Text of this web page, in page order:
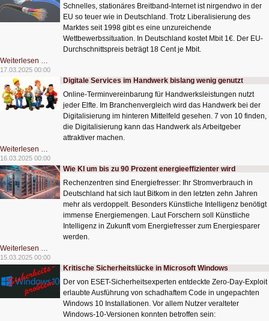
NetzenSchnelles, stationäres Breitband-Internet ist nirgendwo in der
EU so teuer wie in Deutschland. Trotz Liberalisierung des
Marktes seit 1998 gibt es eine unzureichende
Wettbewerbssituation. In Deutschland kostet Mbit 1€. Der EU-
Durchschnittspreis beträgt 18 Cent je Mbit.
Weiterlesen …
in
Deutschland
EU-
weit
am
teuersten
17.03.2025 00:00
Digitale Services im Handwerk bislang wenig genutzt
Online-Terminvereinbarung für Handwerksleistungen nutzt
jeder Elfte. Im Branchenvergleich wird das Handwerk bei der
Digitalisierung im hinteren Mittelfeld gesehen. 7 von 10 finden,
die Digitalisierung kann das Handwerk als Arbeitgeber
attraktiver machen.
Weiterlesen …
Services
im
Handwerk
bislang
wenig
genutzt
16.03.2025 00:00
Wie KI um bis zu 90 Prozent energieeffizienter wird
Rechenzentren sind Energiefresser: Ihr Stromverbrauch in
Deutschland hat sich laut Bitkom in den letzten zehn Jahren
mehr als verdoppelt. Besonders Künstliche Intelligenz benötigt
immense Energiemengen. Laut Forschern soll Künstliche
Intelligenz in Zukunft vom Energiefresser zum Energiesparer
werden.
Weiterlesen …
KI
um
bis
zu
90
Prozent
energieeffizienter
15.03.2025 00:00
Kritische Sicherheitslücke in Microsoft Windows
Der von ESET-Sicherheitsexperten entdeckte Zero-Day-Exploit
erlaubte Ausführung von schadhaftem Code in ungepachten
Windows 10 Installationen. Vor allem Nutzer veralteter
Windows-10-Versionen konnten betroffen sein: